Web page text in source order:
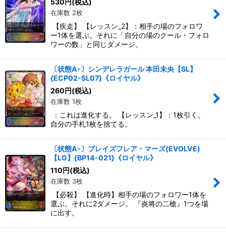
在庫数 2枚
【疾走】 【レッスン_2】：相手の場のフォロワ
ー1体を選ぶ。それに「自分の場のクール・フォロ
ワーの数」と同じダメージ。
〔状態A-〕シンデレラガール 本田未央【SL】
{ECP02-SL07}《ロイヤル》
260円(税込)
在庫数 1枚
：これは進化する。 【レッスン_1】：1枚引く。
自分の手札1枚を捨てる。
〔状態A-〕ブレイズフレア・マーズ(EVOLVE)
【LG】{BP14-021}《ロイヤル》
110円(税込)
在庫数 3枚
【必殺】 【進化時】相手の場のフォロワー1体を
選ぶ。それに2ダメージ。 『炎将の二槍』1つを場
に出す。